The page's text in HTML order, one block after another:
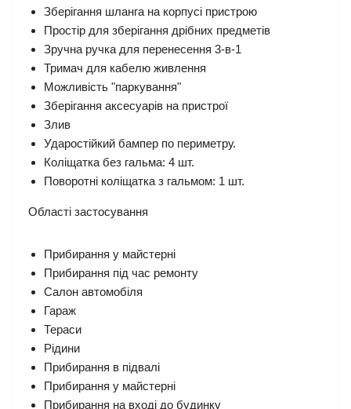
Зберігання шланга на корпусі пристрою
Простір для зберігання дрібних предметів
Зручна ручка для перенесення 3-в-1
Тримач для кабелю живлення
Можливість "паркування"
Зберігання аксесуарів на пристрої
Злив
Ударостійкий бампер по периметру.
Коліщатка без гальма: 4 шт.
Поворотні коліщатка з гальмом: 1 шт.
Області застосування
Прибирання у майстерні
Прибирання під час ремонту
Салон автомобіля
Гараж
Тераси
Рідини
Прибирання в підвалі
Прибирання у майстерні
Прибирання на вході до будинку